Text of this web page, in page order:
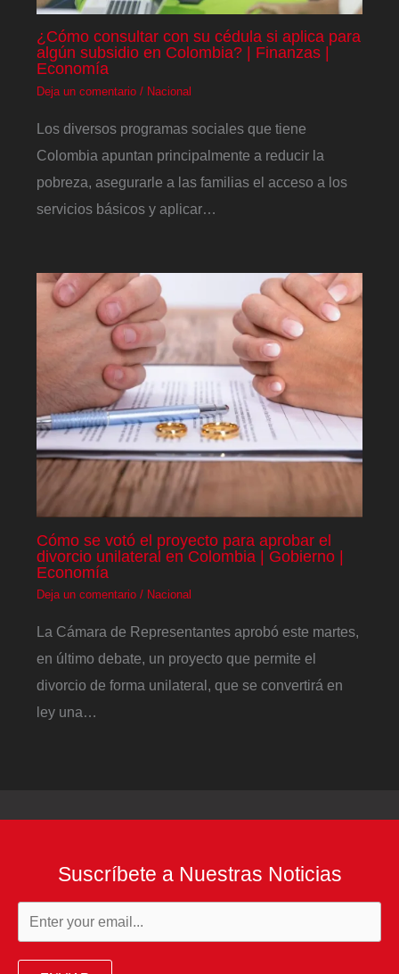
¿Cómo consultar con su cédula si aplica para
algún subsidio en Colombia? | Finanzas |
Economía
Deja un comentario / Nacional
Los diversos programas sociales que tiene
Colombia apuntan principalmente a reducir la
pobreza, asegurarle a las familias el acceso a los
servicios básicos y aplicar…
Cómo se votó el proyecto para aprobar el
divorcio unilateral en Colombia | Gobierno |
Economía
Deja un comentario / Nacional
La Cámara de Representantes aprobó este martes,
en último debate, un proyecto que permite el
divorcio de forma unilateral, que se convertirá en
ley una…
Suscríbete a Nuestras Noticias